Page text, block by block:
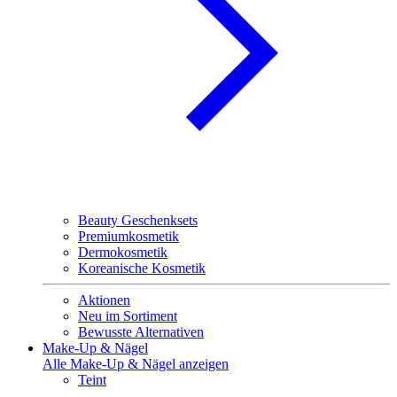
Beauty Geschenksets
Premiumkosmetik
Dermokosmetik
Koreanische Kosmetik
Aktionen
Neu im Sortiment
Bewusste Alternativen
Make-Up & Nägel
Alle Make-Up & Nägel anzeigen
Teint